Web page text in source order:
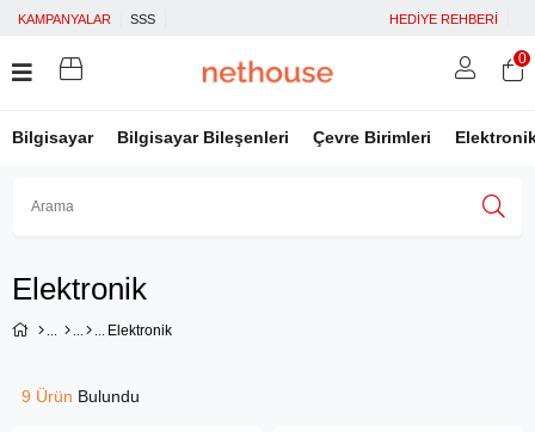
KAMPANYALAR SSS HEDİYE REHBERİ
Bilgisayar Bilgisayar Bileşenleri Çevre Birimleri
0
Elektronik
Elektronik
9 Ürün